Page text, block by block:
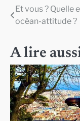
Navigation
l’article
Et vous ? Quelle
océan-attitude ?
A lire